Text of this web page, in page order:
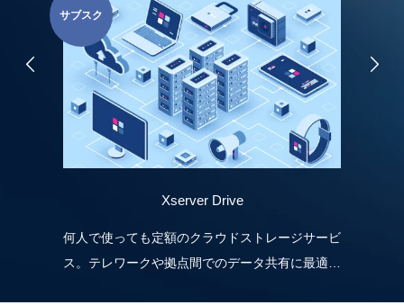
サブスク
Xserver Drive
何人で使っても定額のクラウドストレージサービ
ス。テレワークや拠点間でのデータ共有に最適で